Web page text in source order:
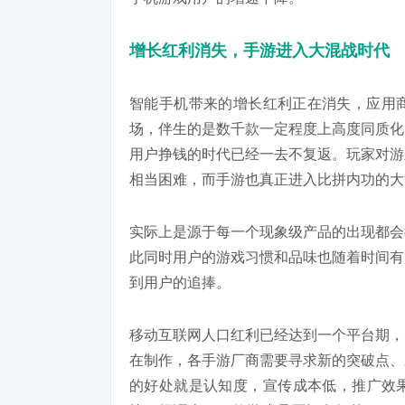
增长红利消失，手游进入大混战时代
智能手机带来的增长红利正在消失，应
场，伴生的是数千款一定程度上高度同质
用户挣钱的时代已经一去不复返。玩家对
相当困难，而手游也真正进入比拼内功的
实际上是源于每一个现象级产品的出现都
此同时用户的游戏习惯和品味也随着时间
到用户的追捧。
移动互联网人口红利已经达到一个平台期
在制作，各手游厂商需要寻求新的突破点
的好处就是认知度，宣传成本低，推广